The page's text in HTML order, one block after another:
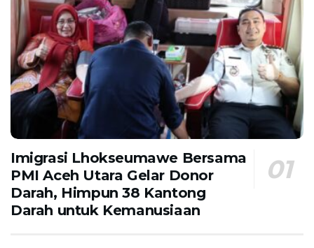
Imigrasi Lhokseumawe Bersama
PMI Aceh Utara Gelar Donor
Darah, Himpun 38 Kantong
Darah untuk Kemanusiaan